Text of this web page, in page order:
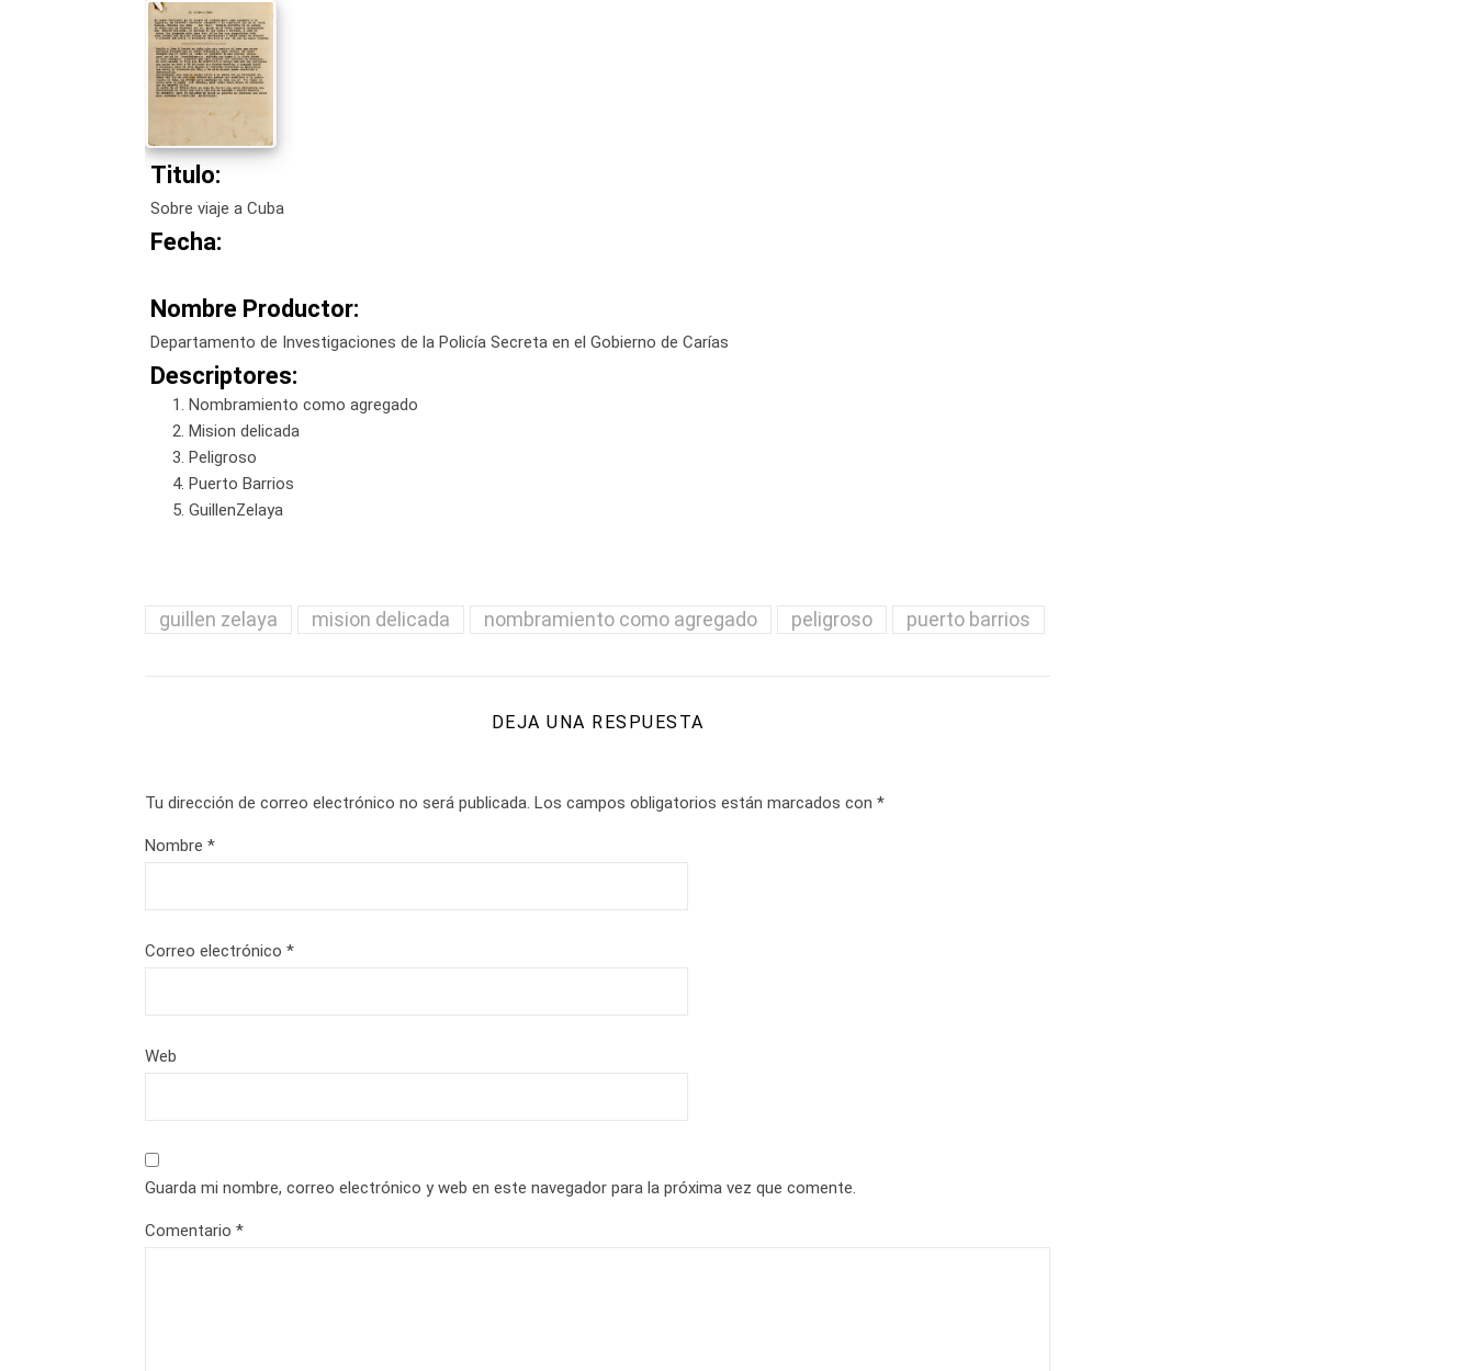
Titulo:
Sobre viaje a Cuba
Fecha:
Nombre Productor:
Departamento de Investigaciones de la Policía Secreta en el Gobierno de Carías
Descriptores:
Nombramiento como agregado
Mision delicada
Peligroso
Puerto Barrios
GuillenZelaya
guillen zelaya mision delicada nombramiento como agregado peligroso puerto barrios
DEJA UNA RESPUESTA
Tu dirección de correo electrónico no será publicada. Los campos obligatorios están marcados con *
Nombre *
Correo electrónico *
Web
Guarda mi nombre, correo electrónico y web en este navegador para la próxima vez que comente.
Comentario *